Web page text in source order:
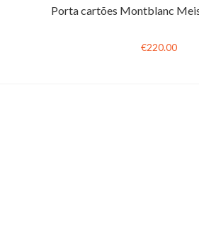
Porta cartões Montblanc
€220.00